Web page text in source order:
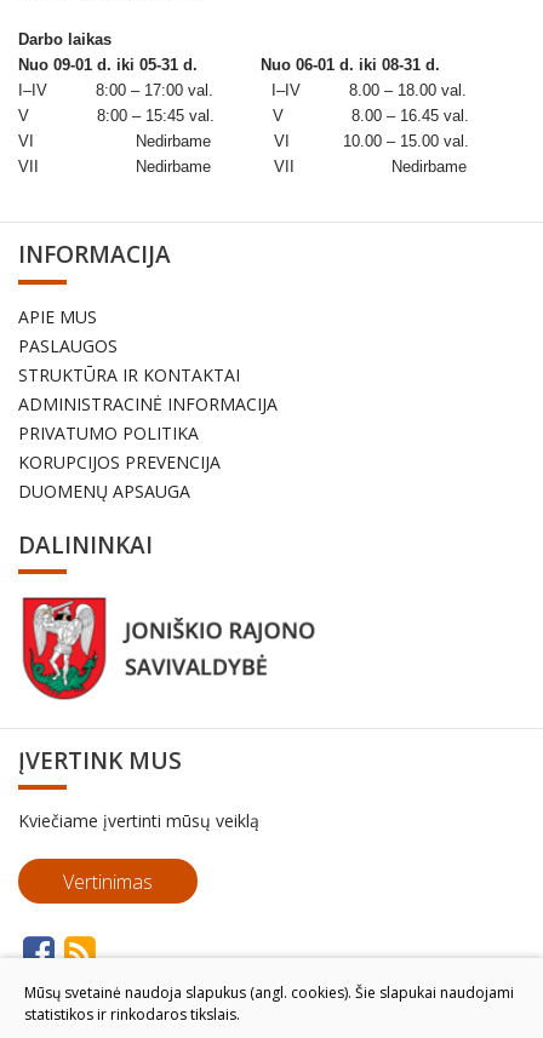
Darbo laikas
Nuo 09-01 d. iki 05-31 d.
Nuo 06-01 d. iki 08-31 d.
I–IV 8:00 – 17:00 val. I–IV 8.00 – 18.00 val.
V 8:00 – 15:45 val. V 8.00 – 16.45 val.
VI Nedirbame VI 10.00 – 15.00 val.
VII Nedirbame VII Nedirbame
INFORMACIJA
APIE MUS
PASLAUGOS
STRUKTŪRA IR KONTAKTAI
ADMINISTRACINĖ INFORMACIJA
PRIVATUMO POLITIKA
KORUPCIJOS PREVENCIJA
DUOMENŲ APSAUGA
DALININKAI
ĮVERTINK MUS
Kviečiame įvertinti mūsų veiklą
Vertinimas
Mūsų svetainė naudoja slapukus (angl. cookies). Šie slapukai naudojami
statistikos ir rinkodaros tikslais.